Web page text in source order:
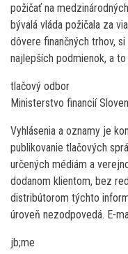
požičať na
bývalá vláda požičala za
dôvere finančných trhov,
najlepších podmienok, a to
tlačový odbor
Ministerstvo financií
Vyhlásenia a oznamy je
publikovanie tlačových
určených médiám a
dodanom klientom, bez
distribútorom týchto
úroveň nezodpovedá. E-
jb;me